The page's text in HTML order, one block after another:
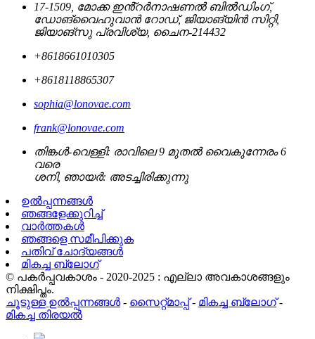
17-1509, മോക്ക ഇൻ്റർനാഷണൽ ബിൽഡിംഗ്,
ഡോങ്‌വൈഹുവാൻ റോഡ്, ജിയാങ്‌യിൻ സിറ്റി,
ജിയാങ്‌സു പ്രവിശ്യ, ചൈന-214432
+8618661010305
+8618118865307
sophia@lonovae.com
frank@lonovae.com
തിങ്കൾ-വെള്ളി: രാവിലെ 9 മുതൽ വൈകുന്നേരം 6
വരെ
ശനി, ഞായർ: അടച്ചിരിക്കുന്നു
ഉൽപ്പന്നങ്ങൾ
ഞങ്ങളേക്കുറിച്ച്
വാർത്തകൾ
ഞങ്ങളെ സമീപിക്കുക
പതിവ് ചോദ്യങ്ങൾ
മികച്ച ബ്ലോഗ്
© പകർപ്പവകാശം - 2020-2025 : എല്ലാ അവകാശങ്ങളും
നിക്ഷിപ്തം.
ചൂടുള്ള ഉൽപ്പന്നങ്ങൾ - സൈറ്റ്മാപ്പ്- മികച്ച ബ്ലോഗ്-
മികച്ച തിരയൽ